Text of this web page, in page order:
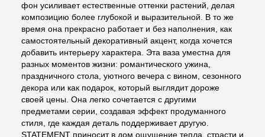
фон усиливает естественные оттенки растений, делая
композицию более глубокой и выразительной. В то же
время она прекрасно работает и без наполнения, как
самостоятельный декоративный акцент, когда хочется
добавить интерьеру характера. Эта ваза уместна для
разных моментов жизни: романтического ужина,
праздничного стола, уютного вечера с вином, сезонного
декора или как подарок, который выглядит дороже
своей цены. Она легко сочетается с другими
предметами серии, создавая эффект продуманного
стиля, где каждая деталь поддерживает другую.
STATEMENT приносит в дом ощущение тепла, страсти и